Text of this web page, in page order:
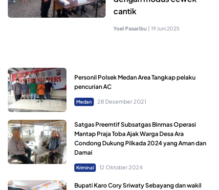
cantik
Yoel Pasaribu | 19 Juni 2025
Personil Polsek Medan Area Tangkap pelaku
pencurian AC
Medan 28 Desember 2021
Satgas Preemtif Subsatgas Binmas Operasi
Mantap Praja Toba Ajak Warga Desa Ara
Condong Dukung Pilkada 2024 yang Aman dan
Damai
Kriminal 12 Oktober 2024
Bupati Karo Cory Sriwaty Sebayang dan wakil